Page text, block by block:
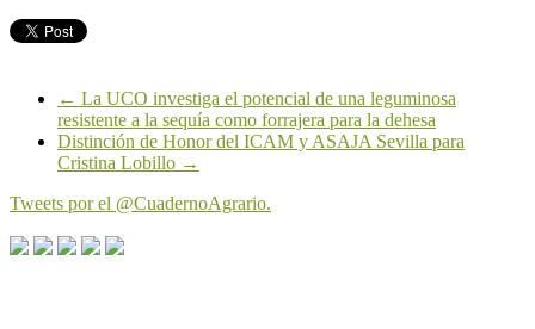
← La UCO investiga el potencial de una leguminosa
resistente a la sequía como forrajera para la dehesa
Distinción de Honor del ICAM y ASAJA Sevilla para
Cristina Lobillo →
Tweets por el @CuadernoAgrario.